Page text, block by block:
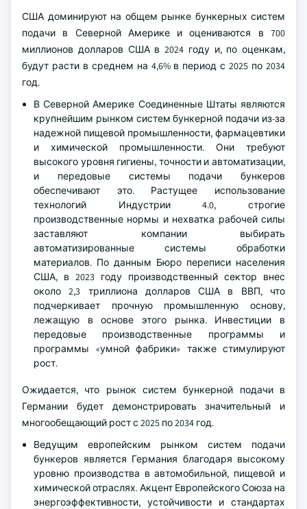
США доминируют на общем рынке бункерных систем
подачи в Северной Америке и оцениваются в 700
миллионов долларов США в 2024 году и, по оценкам,
будут расти в среднем на 4,6% в период с 2025 по 2034
год.
В Северной Америке Соединенные Штаты являются
крупнейшим рынком систем бункерной подачи из-за
надежной пищевой промышленности, фармацевтики
и химической промышленности. Они требуют
высокого уровня гигиены, точности и автоматизации,
и передовые системы подачи бункеров
обеспечивают это. Растущее использование
технологий Индустрии 4.0, строгие
производственные нормы и нехватка рабочей силы
заставляют компании выбирать
автоматизированные системы обработки
материалов. По данным Бюро переписи населения
США, в 2023 году производственный сектор внес
около 2,3 триллиона долларов США в ВВП, что
подчеркивает прочную промышленную основу,
лежащую в основе этого рынка. Инвестиции в
передовые производственные программы и
программы «умной фабрики» также стимулируют
рост.
Ожидается, что рынок систем бункерной подачи в
Германии будет демонстрировать значительный и
многообещающий рост с 2025 по 2034 год.
Ведущим европейским рынком систем подачи
бункеров является Германия благодаря высокому
уровню производства в автомобильной, пищевой и
химической отраслях. Акцент Европейского Союза на
энергоэффективности, устойчивости и стандартах